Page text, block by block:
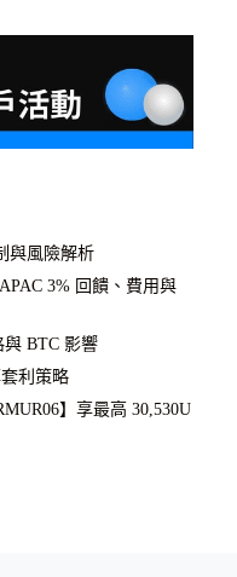
與風險解析
3% 回饋、費用與
與 BTC 影響
利策略
】享最高 30,530U